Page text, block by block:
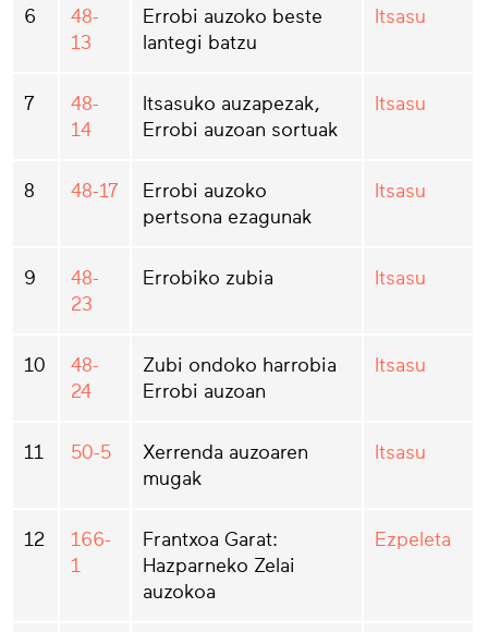
6
48-
13
Errobi auzoko beste
lantegi batzu
Itsasu
7
48-
14
Itsasuko auzapezak,
Errobi auzoan sortuak
Itsasu
8 48-17
Errobi auzoko
pertsona ezagunak
Itsasu
9
48-
23
Errobiko zubia Itsasu
10
48-
24
Zubi ondoko harrobia
Errobi auzoan
Itsasu
11 50-5
Xerrenda auzoaren
mugak
Itsasu
12
166-
1
Frantxoa Garat:
Hazparneko Zelai
auzokoa
Ezpeleta